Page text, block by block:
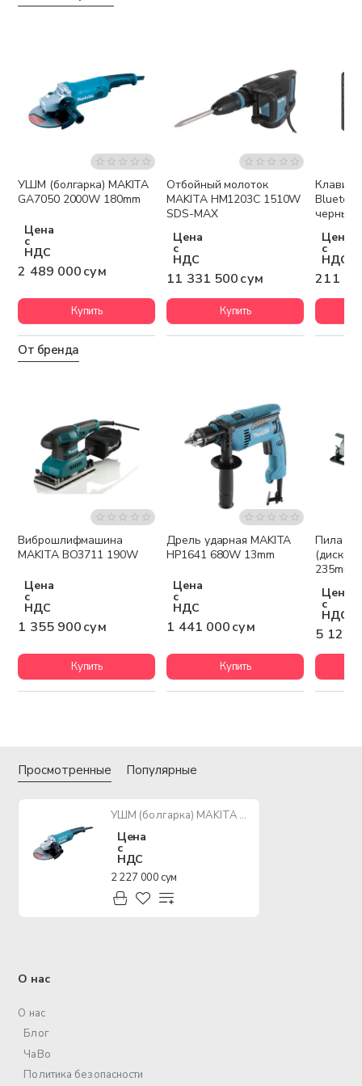
Бесплатная доставка
УШМ (болгарка) MAKITA
GA7050 2000W 180mm
Цена
с
НДС
2 489 000 сум
Купить
Бесплатная доставка
Отбойный молоток
MAKITA HM1203C 1510W
SDS-MAX
Цена
с
НДС
11 331 500 сум
Купить
черный
Цена
с
НДС
211
От бренда
Бесплатная доставка
Виброшлифмашина
MAKITA BO3711 190W
Цена
с
НДС
1 355 900 сум
Купить
Бесплатная доставка
Дрель ударная MAKITA
HP1641 680W 13mm
Цена
с
НДС
1 441 000 сум
Купить
Пила
235mm
Цена
с
НДС
5 122
Просмотренные Популярные
УШМ (болгарка) MAKITA GA9050 2000W 230mm
Цена
с
НДС
2 227 000 сум
О нас
О нас
Блог
ЧаВо
Политика безопасности